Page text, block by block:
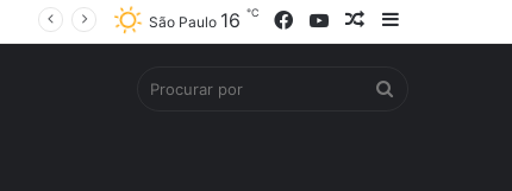
Barra
Artigo
YouTube
Facebook
São Paulo 16 ℃